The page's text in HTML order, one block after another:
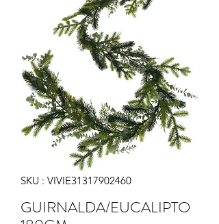
SKU : VIVIE31317902460
GUIRNALDA/EUCALIPTO